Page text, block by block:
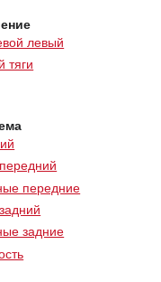
левый
тяги
передние
задние